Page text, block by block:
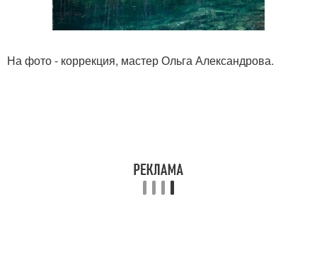
На фото - коррекция, мастер Ольга Александрова.